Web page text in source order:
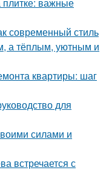
современный стиль
а тёплым, уютным и
квартиры: шаг
для
силами и
встречается с